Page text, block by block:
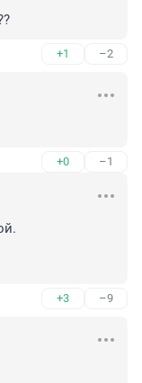
+1 –2
+0 –1
+3 –9